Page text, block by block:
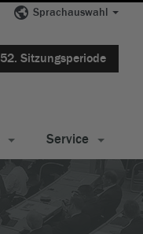
Sprachauswahl
52. Sitzungsperiode
Service